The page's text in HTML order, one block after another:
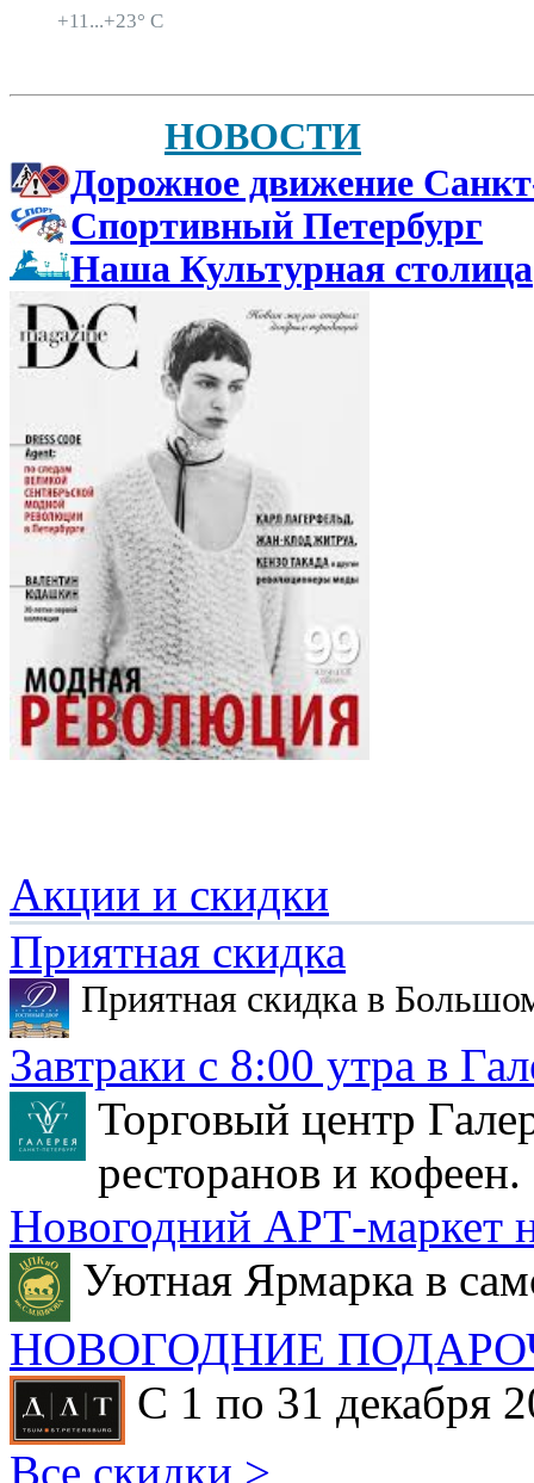
+11...+23° C
НОВОСТИ
Дорожное движение
Спортивный Петербург
Наша Культурная столица
Акции и скидки
Приятная скидка
Приятная скидка в
Завтраки с 8:00 утра в
Торговый центр
ресторанов и кофеен.
Новогодний АРТ-маркет
Уютная Ярмарка в
НОВОГОДНИЕ
С 1 по 31 декабря
Все скидки >